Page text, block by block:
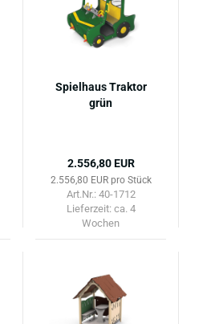
Spielhaus Traktor
grün
2.556,80 EUR
2.556,80 EUR pro Stück
Art.Nr.: 40-1712
Lieferzeit: ca. 4
Wochen